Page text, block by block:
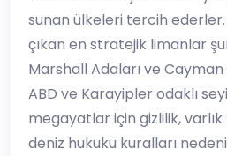
sunan ülkeleri tercih
çıkan en stratejik limanlar
​Marshall Adaları ve Cayman
ABD ve Karayipler odaklı
megayatlar için gizlilik,
deniz hukuku kuralları